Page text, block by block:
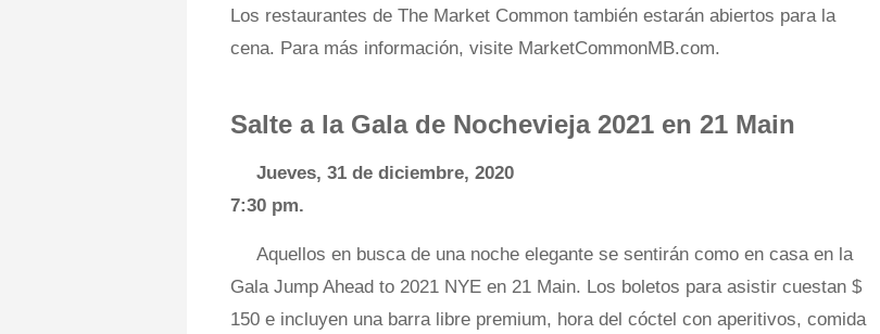
Los restaurantes de The Market Common también estarán abiertos para la
cena. Para más información, visite MarketCommonMB.com.
Salte a la Gala de Nochevieja 2021 en 21 Main
Jueves, 31 de diciembre, 2020
7:30 pm.
Aquellos en busca de una noche elegante se sentirán como en casa en la
Gala Jump Ahead to 2021 NYE en 21 Main. Los boletos para asistir cuestan $
150 e incluyen una barra libre premium, hora del cóctel con aperitivos, comida